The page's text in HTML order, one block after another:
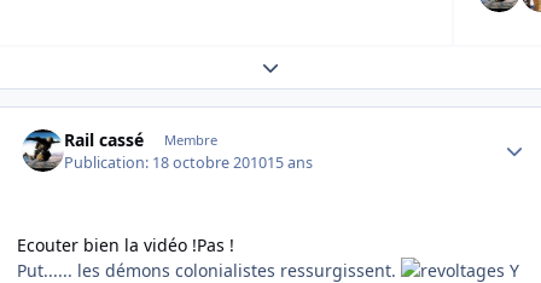
Expand topic overview
Rail cassé Membre
Publication: 18 octobre 201015 ans
Ecouter bien la vidéo !Pas !
Put...... les démons colonialistes ressurgissent.
Y